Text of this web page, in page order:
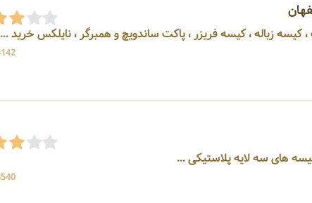
کیسه زباله ، کیسه فریزر ، پاکت ساندویچ و همبرگر ، نایلکس خرید ...
4142
های سه لایه پلاستیکی ...
8540